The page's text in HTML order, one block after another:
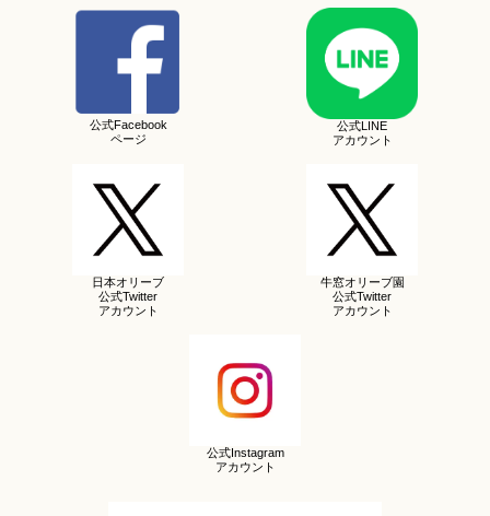
公式Facebook
ページ
公式LINE
アカウント
日本オリーブ
公式Twitter
アカウント
牛窓オリーブ園
公式Twitter
アカウント
公式Instagram
アカウント